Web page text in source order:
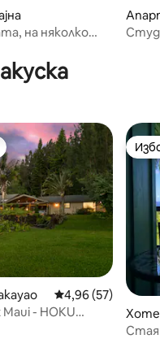
на няколко
Средна оценка:
4,96 (57)
- HOKU
uwela
Стая